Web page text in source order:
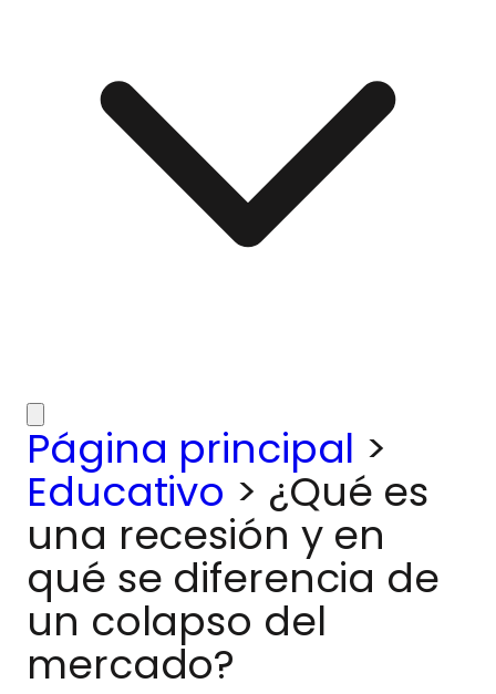
Página principal >
Educativo > ¿Qué es
una recesión y en
qué se diferencia de
un colapso del
mercado?